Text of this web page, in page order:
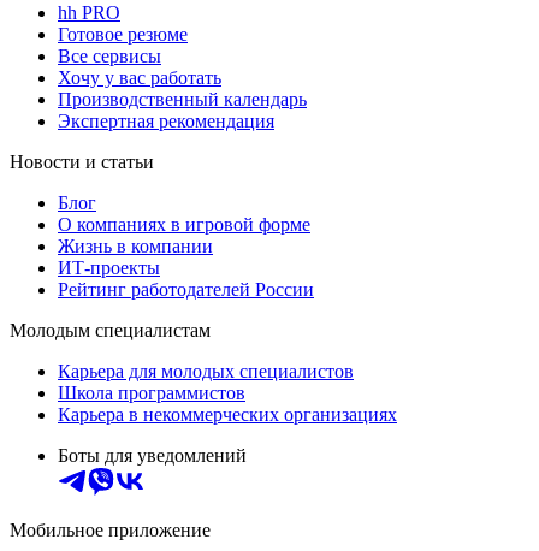
hh PRO
Готовое резюме
Все сервисы
Хочу у вас работать
Производственный календарь
Экспертная рекомендация
Новости и статьи
Блог
О компаниях в игровой форме
Жизнь в компании
ИТ-проекты
Рейтинг работодателей России
Молодым специалистам
Карьера для молодых специалистов
Школа программистов
Карьера в некоммерческих организациях
Боты для уведомлений
Мобильное приложение